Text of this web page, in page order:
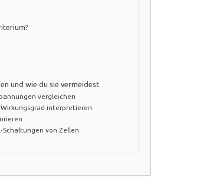
und wie du sie vermeidest
vergleichen
interpretieren
von Zellen